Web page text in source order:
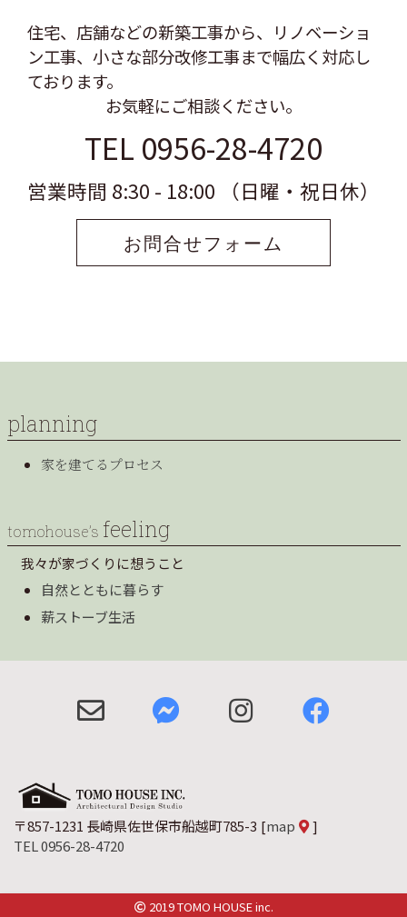
住宅、店舗などの新築工事から、リノベーショ
ン工事、 小さな部分改修工事まで幅広く対応し
ております。
お気軽にご相談ください。
TEL 0956-28-4720
営業時間 8:30 - 18:00 （日曜・祝日休）
お問合せフォーム
planning
家を建てるプロセス
tomohouse’s feeling
我々が家づくりに想うこと
自然とともに暮らす
薪ストーブ生活
〒857-1231 長崎県佐世保市船越町785-3 [map
]
TEL 0956-28-4720
2019 TOMO HOUSE inc.